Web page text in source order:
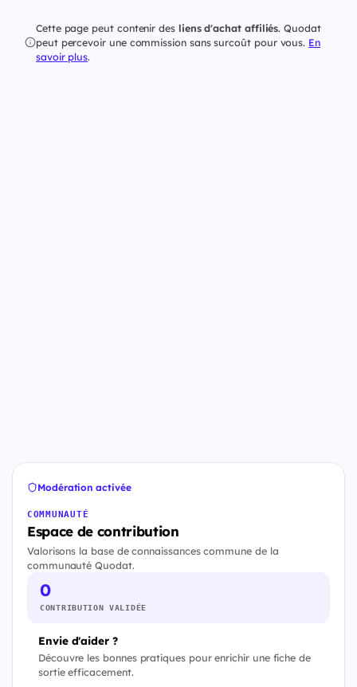
Cette page peut contenir des liens d'achat affiliés. Quodat
peut percevoir une commission sans surcoût pour vous. En
savoir plus.
Modération activée
COMMUNAUTÉ
Espace de contribution
Valorisons la base de connaissances commune de la
communauté Quodat.
0
CONTRIBUTION VALIDÉE
Envie d'aider ?
Découvre les bonnes pratiques pour enrichir une fiche de
sortie efficacement.